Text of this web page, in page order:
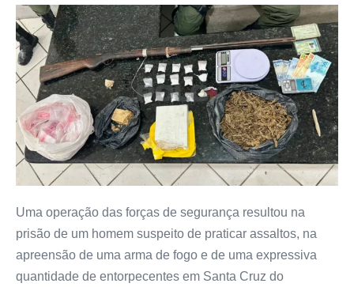
Uma operação das forças de segurança resultou na
prisão de um homem suspeito de praticar assaltos, na
apreensão de uma arma de fogo e de uma expressiva
quantidade de entorpecentes em Santa Cruz do